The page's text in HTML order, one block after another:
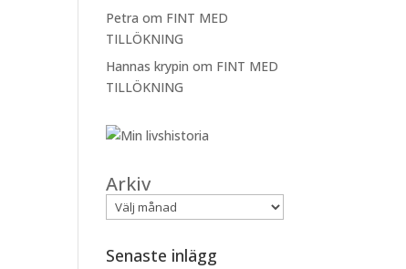
Petra om FINT MED
TILLÖKNING
Hannas krypin om FINT MED
TILLÖKNING
Arkiv
Senaste inlägg